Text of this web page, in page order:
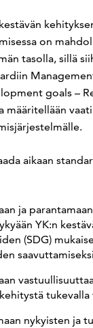
on
tasolla, sillä
goals –
määritellään
aikaan
ja
YK:n
(SDG)
saavuttamiseksi
tukevalla
nykyisten ja